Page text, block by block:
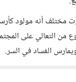
مختلف أنه مولود
من التعالي على
الفساد في السر.